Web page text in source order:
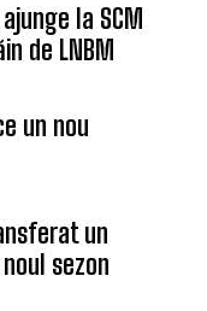
la SCM
de LNBM
un nou
un
sezon